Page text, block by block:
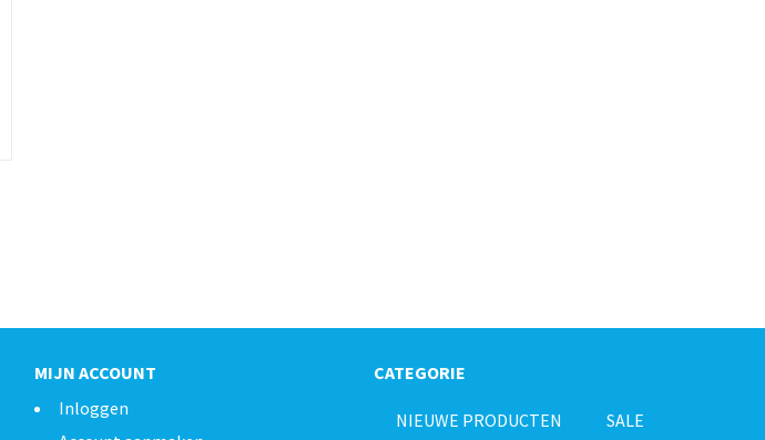
MIJN ACCOUNT
Inloggen
CATEGORIE
NIEUWE PRODUCTEN SALE